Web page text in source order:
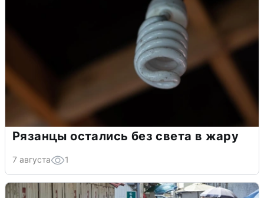
Рязанцы остались без света в жару
7 августа 1